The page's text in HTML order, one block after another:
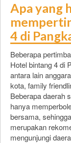
Apa yang
4 di
Beberapa
Hotel bintang 4 di
antara lain
kota, family
Beberapa daerah
hanya
bersama,
merupakan
mengunjungi